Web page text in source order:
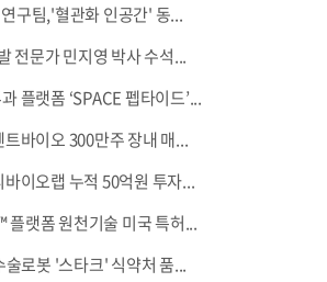
구팀,'혈관화 인공간' 동...
전문가 민지영 박사 수석...
플랫폼 ‘SPACE 펩타이드’...
바이오 300만주 장내 매...
이오랩 누적 50억원 투자...
플랫폼 원천기술 미국 특허...
로봇 '스타크' 식약처 품...